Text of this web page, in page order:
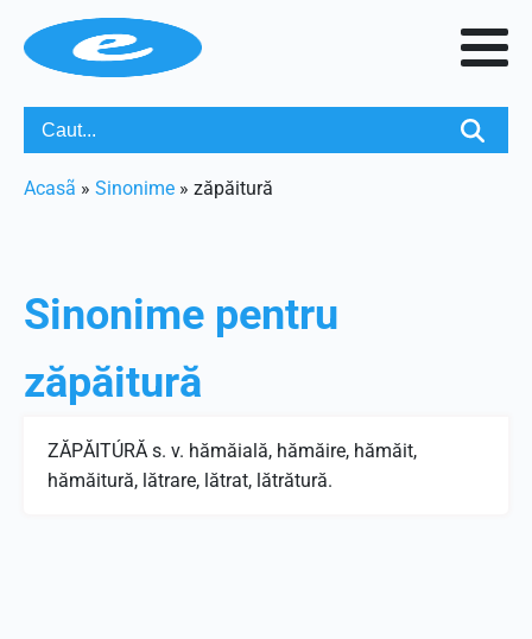
Acasã » Sinonime » zăpăitură
Sinonime pentru
zăpăitură
ZĂPĂITÚRĂ s. v. hămăială, hămăire, hămăit,
hămăitură, lătrare, lătrat, lătrătură.